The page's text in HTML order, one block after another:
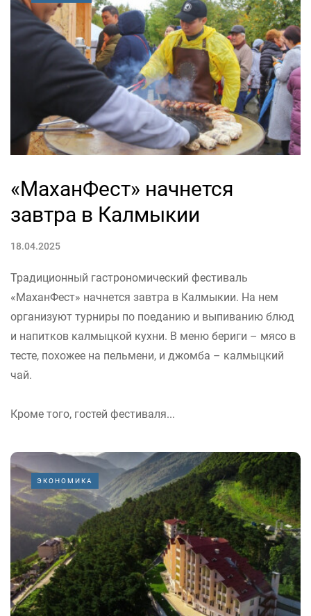
«МаханФест» начнется
завтра в Калмыкии
18.04.2025
Традиционный гастрономический фестиваль
«МаханФест» начнется завтра в Калмыкии. На нем
организуют турниры по поеданию и выпиванию блюд
и напитков калмыцкой кухни. В меню бериги – мясо в
тесте, похожее на пельмени, и джомба – калмыцкий
чай.
Кроме того, гостей фестиваля...
ЭКОНОМИКА